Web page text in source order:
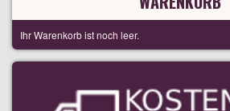
Ihr Warenkorb ist noch leer.